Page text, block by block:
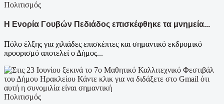
Πολιτισμός
Η Ενορία Γουβών Πεδιάδος επισκέφθηκε τα μνημεία...
Πόλο έλξης για χιλιάδες επισκέπτες και σημαντικό εκδρομικό
προορισμό αποτελεί ο Δήμος...
Πολιτισμός